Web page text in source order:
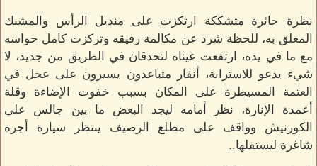
نظرة حائرة متشككة ارتكزت على منديل الرأس والمشبك
المعلق به، للحظة شرد عن مكالمة رفيقه وتركزت كامل حواسه
مع ما في يده، ارتفعت عيناه لتحدقان في الطريق من جديد، لا
شيء يدعو للاسترابة، أنفار متباعدون يسيرون على عجل في
العتمة المسيطرة على المكان بسبب خفوت الإضاءة وقلة
أعمدة الإنارة، نظر أمامه ليجد البعض ما بين جالس على
الكورنيش وواقف على مطلع الرصيف ينتظر سيارة أجرة
شاغرة ليستقلها..